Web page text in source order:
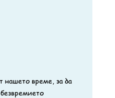
нашето време, за да